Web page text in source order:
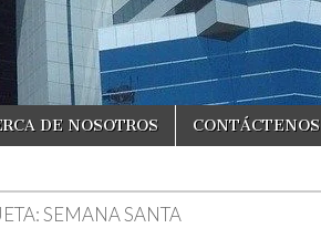
DE NOSOTROS CONTÁCTENOS
SEMANA SANTA